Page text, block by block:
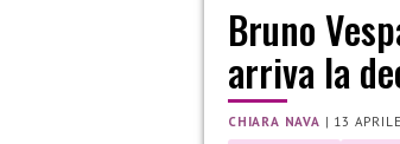
Bruno
arriva la
CHIARA NAVA | 13